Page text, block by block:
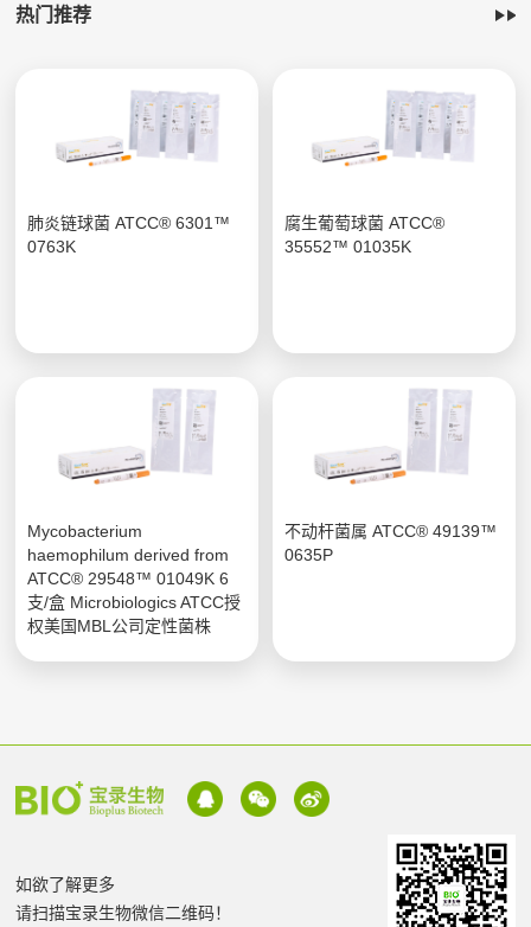
热门推荐
肺炎链球菌 ATCC® 6301™
0763K
腐生葡萄球菌 ATCC®
35552™ 01035K
Mycobacterium
haemophilum derived from
ATCC® 29548™ 01049K 6
支/盒 Microbiologics ATCC授
权美国MBL公司定性菌株
不动杆菌属 ATCC® 49139™
0635P
如欲了解更多
请扫描宝录生物微信二维码！